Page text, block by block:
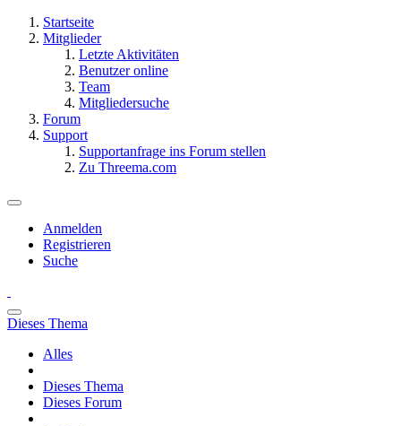
Startseite
Mitglieder
Letzte Aktivitäten
Benutzer online
Team
Mitgliedersuche
Forum
Support
Supportanfrage ins Forum stellen
Zu Threema.com
Anmelden
Registrieren
Suche
Dieses Thema
Alles
Dieses Thema
Dieses Forum